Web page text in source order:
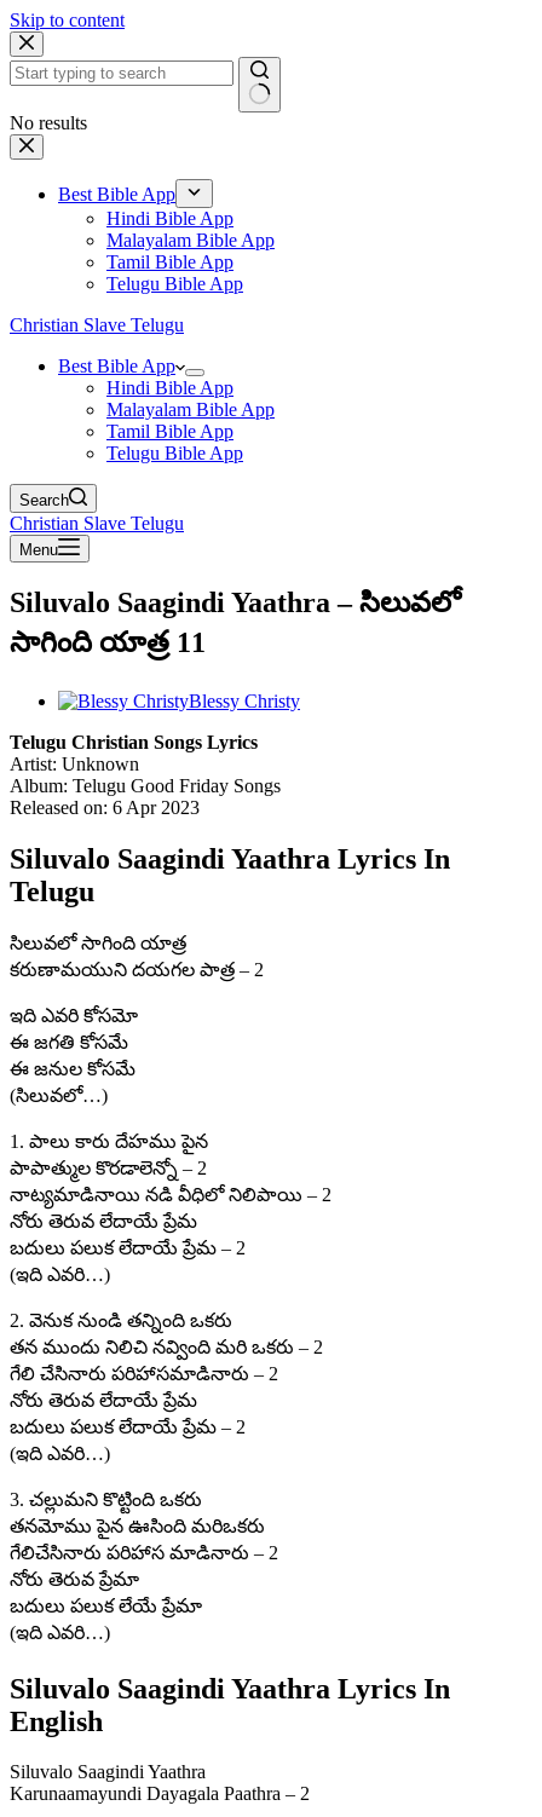
Skip to content
No results
Best Bible App
Hindi Bible App
Malayalam Bible App
Tamil Bible App
Telugu Bible App
Christian Slave Telugu
Best Bible App
Hindi Bible App
Malayalam Bible App
Tamil Bible App
Telugu Bible App
Search
Christian Slave Telugu
Menu
Siluvalo Saagindi Yaathra – సిలువలో
సాగింది యాత్ర 11
Blessy Christy
Telugu Christian Songs Lyrics
Artist: Unknown
Album: Telugu Good Friday Songs
Released on: 6 Apr 2023
Siluvalo Saagindi Yaathra Lyrics In
Telugu
సిలువలో సాగింది యాత్ర
కరుణామయుని దయగల పాత్ర – 2
ఇది ఎవరి కోసమో
ఈ జగతి కోసమే
ఈ జనుల కోసమే
(సిలువలో…)
1. పాలు కారు దేహము పైన
పాపాత్ముల కొరడాలెన్నో – 2
నాట్యమాడినాయి నడి వీధిలో నిలిపాయి – 2
నోరు తెరువ లేదాయే ప్రేమ
బదులు పలుక లేదాయే ప్రేమ – 2
(ఇది ఎవరి…)
2. వెనుక నుండి తన్నింది ఒకరు
తన ముందు నిలిచి నవ్వింది మరి ఒకరు – 2
గేలి చేసినారు పరిహాసమాడినారు – 2
నోరు తెరువ లేదాయే ప్రేమ
బదులు పలుక లేదాయే ప్రేమ – 2
(ఇది ఎవరి…)
3. చల్లుమని కొట్టింది ఒకరు
తనమోము పైన ఊసింది మరిఒకరు
గేలిచేసినారు పరిహాస మాడినారు – 2
నోరు తెరువ ప్రేమా
బదులు పలుక లేయే ప్రేమా
(ఇది ఎవరి…)
Siluvalo Saagindi Yaathra Lyrics In
English
Siluvalo Saagindi Yaathra
Karunaamayundi Dayagala Paathra – 2